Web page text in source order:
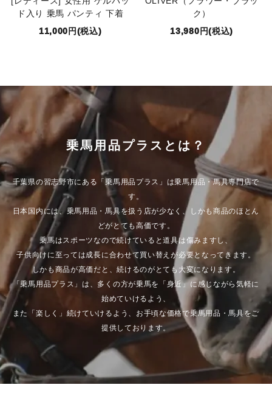
ド入り 乗馬 パンティ 下着
11,000円(税込)
ク）
13,980円(税込)
乗馬用品プラスとは？
千葉県の習志野市にある「乗馬用品プラス」は乗馬用品・馬具専門店で
す。
日本国内には、乗馬用品・馬具を扱う店が少なく、しかも商品のほとん
どがとても高価です。
乗馬はスポーツなので続けていると道具は傷みますし、
子供向けに至っては成長に合わせて買い替えが必要となってきます。
しかも商品が高価だと、続けるのがとても大変になります。
「乗馬用品プラス」は、多くの方が乗馬を「身近」に感じながら気軽に
始めていけるよう、
また「楽しく」続けていけるよう、お手頃な価格で乗馬用品・馬具をご
提供しております。